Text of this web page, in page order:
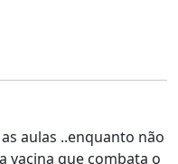
aulas ..enquanto não
vacina que combata o